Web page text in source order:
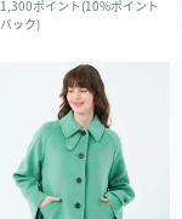
1,300ポイント(10%ポイント
バック)